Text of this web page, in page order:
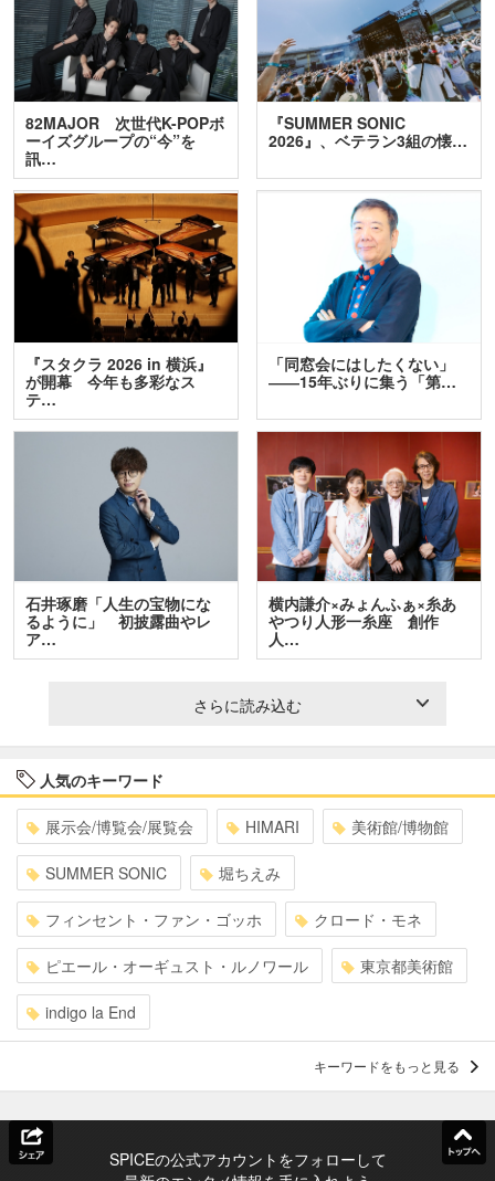
82MAJOR 次世代K-POPボ
ーイズグループの“今”を
訊…
『SUMMER SONIC
2026』、ベテラン3組の懐…
『スタクラ 2026 in 横浜』
が開幕 今年も多彩なス
テ…
「同窓会にはしたくない」
――15年ぶりに集う「第…
石井琢磨「人生の宝物にな
るように」 初披露曲やレ
ア…
横内謙介×みょんふぁ×糸あ
やつり人形一糸座 創作
人…
さらに読み込む
人気のキーワード
展示会/博覧会/展覧会 HIMARI 美術館/博物館
SUMMER SONIC 堀ちえみ
フィンセント・ファン・ゴッホ クロード・モネ
ピエール・オーギュスト・ルノワール 東京都美術館
indigo la End
キーワードをもっと見る
SPICEの公式アカウントをフォローして